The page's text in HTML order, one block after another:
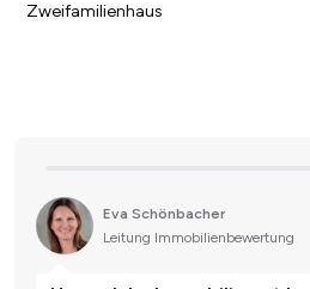
Zweifamilienhaus